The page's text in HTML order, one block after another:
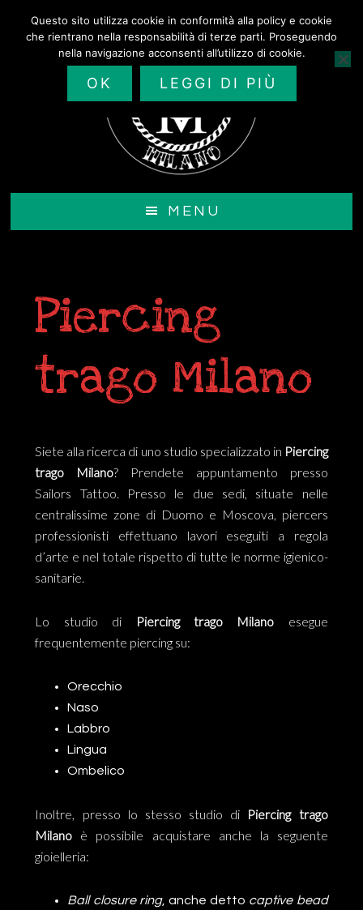
contenuto
MENU
Piercing
trago Milano
Siete alla ricerca di uno studio specializzato in Piercing
trago Milano? Prendete appuntamento presso
Sailors Tattoo. Presso le due sedi, situate nelle
centralissime zone di Duomo e Moscova, piercers
professionisti effettuano lavori eseguiti a regola
d’arte e nel totale rispetto di tutte le norme igienico-
sanitarie.
Lo studio di Piercing trago Milano esegue
frequentemente piercing su:
Orecchio
Naso
Labbro
Lingua
Ombelico
Inoltre, presso lo stesso studio di Piercing trago
Milano è possibile acquistare anche la seguente
gioielleria:
Ball closure ring, anche detto captive bead
Questo sito utilizza cookie in conformità alla policy e cookie
che rientrano nella responsabilità di terze parti. Proseguendo
nella navigazione acconsenti all’utilizzo di cookie.
OK LEGGI DI PIÙ